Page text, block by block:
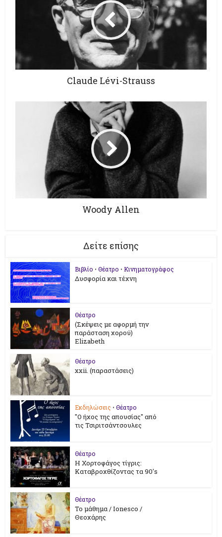
Claude Lévi-Strauss
Woody Allen
Δείτε επίσης
Βιβλίο • Θέατρο • Κινηματογράφος
Δυσφορία και τέχνη
Θέατρο
(Σκέψεις με αφορμή την
παράσταση χορού)
Elizabeth
Θέατρο
xxii. (παραστάσεις)
Εκδηλώσεις • Θέατρο
"Ο ήχος της απουσίας" από
τις Τσιριτσάντσουλες
Θέατρο
Η Χορτοφάγος τίγρις:
Καταβροχθίζοντας τα 90's
Θέατρο
Το μάθημα / Ionesco /
Θεοχάρης